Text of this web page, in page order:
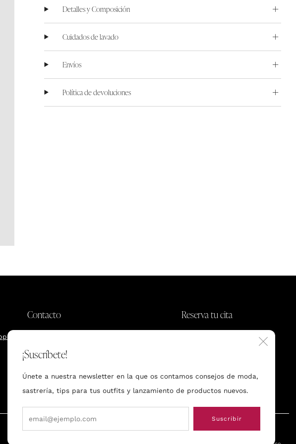
¡Suscríbete!
Únete a nuestra newsletter en la que os contamos consejos de moda,
sastrería, tips para tus outfits y lanzamiento de productos nuevos.
Suscribir
Detalles y Composición
Cuidados de lavado
Envíos
Política de devoluciones
Contacto Reserva tu cita